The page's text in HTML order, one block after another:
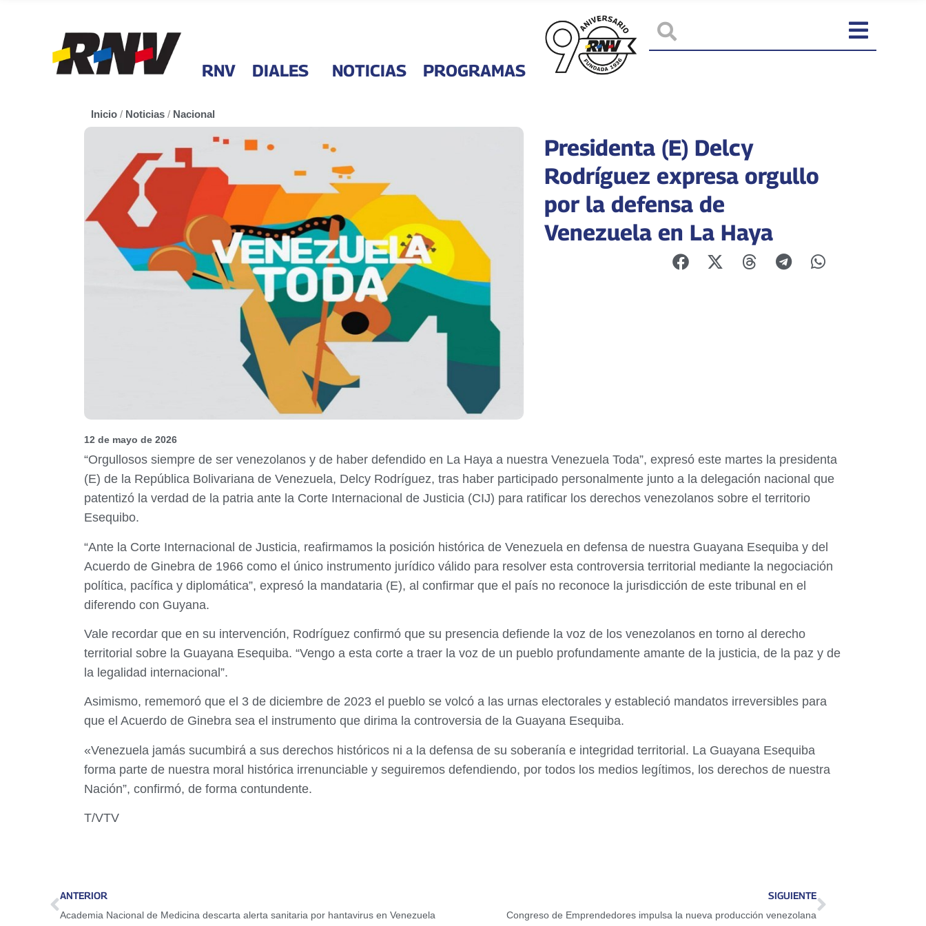
RNV DIALES NOTICIAS PROGRAMAS
Inicio / Noticias / Nacional
Presidenta (E) Delcy
Rodríguez expresa orgullo
por la defensa de
Venezuela en La Haya
12 de mayo de 2026
“Orgullosos siempre de ser venezolanos y de haber defendido en La Haya a nuestra Venezuela Toda”, expresó este martes la presidenta
(E) de la República Bolivariana de Venezuela, Delcy Rodríguez, tras haber participado personalmente junto a la delegación nacional que
patentizó la verdad de la patria ante la Corte Internacional de Justicia (CIJ) para ratificar los derechos venezolanos sobre el territorio
Esequibo.
“Ante la Corte Internacional de Justicia, reafirmamos la posición histórica de Venezuela en defensa de nuestra Guayana Esequiba y del
Acuerdo de Ginebra de 1966 como el único instrumento jurídico válido para resolver esta controversia territorial mediante la negociación
política, pacífica y diplomática”, expresó la mandataria (E), al confirmar que el país no reconoce la jurisdicción de este tribunal en el
diferendo con Guyana.
Vale recordar que en su intervención, Rodríguez confirmó que su presencia defiende la voz de los venezolanos en torno al derecho
territorial sobre la Guayana Esequiba. “Vengo a esta corte a traer la voz de un pueblo profundamente amante de la justicia, de la paz y de
la legalidad internacional”.
Asimismo, rememoró que el 3 de diciembre de 2023 el pueblo se volcó a las urnas electorales y estableció mandatos irreversibles para
que el Acuerdo de Ginebra sea el instrumento que dirima la controversia de la Guayana Esequiba.
«Venezuela jamás sucumbirá a sus derechos históricos ni a la defensa de su soberanía e integridad territorial. La Guayana Esequiba
forma parte de nuestra moral histórica irrenunciable y seguiremos defendiendo, por todos los medios legítimos, los derechos de nuestra
Nación”, confirmó, de forma contundente.
T/VTV
ANTERIOR
Academia Nacional de Medicina descarta alerta sanitaria por hantavirus en Venezuela
SIGUIENTE
Congreso de Emprendedores impulsa la nueva producción venezolana